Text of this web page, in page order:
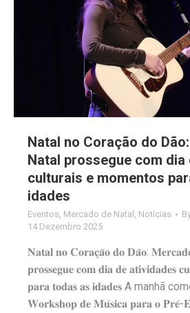
Natal no Coração do
Natal prossegue com
culturais e momentos
idades
Eventos Mercado de Natal Notícias
14 Dezembro 2025
𝐍𝐚𝐭𝐚𝐥 𝐧𝐨 𝐂𝐨𝐫𝐚𝐜̧𝐚̃𝐨 𝐝𝐨 𝐃𝐚̃𝐨:
𝐩𝐫𝐨𝐬𝐬𝐞𝐠𝐮𝐞 𝐜𝐨𝐦 𝐝𝐢𝐚 𝐝𝐞 𝐚𝐭𝐢𝐯𝐢𝐝𝐚𝐝𝐞𝐬
𝐩𝐚𝐫𝐚 𝐭𝐨𝐝𝐚𝐬 𝐚𝐬 𝐢𝐝𝐚𝐝𝐞𝐬 A manhã
𝐖𝐨𝐫𝐤𝐬𝐡𝐨𝐩 𝐝𝐞 𝐌𝐮́𝐬𝐢𝐜𝐚 𝐩𝐚𝐫𝐚 𝐨 𝐏𝐫𝐞́-